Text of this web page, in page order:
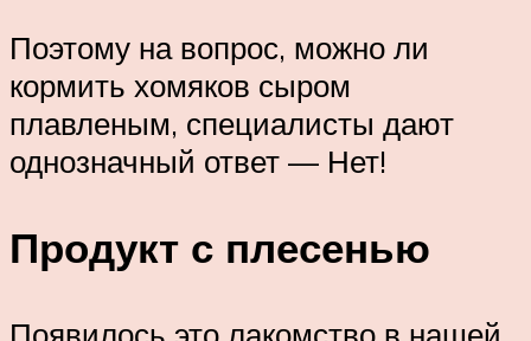
Поэтому на вопрос, можно ли
кормить хомяков сыром
плавленым, специалисты дают
однозначный ответ — Нет!
Продукт с плесенью